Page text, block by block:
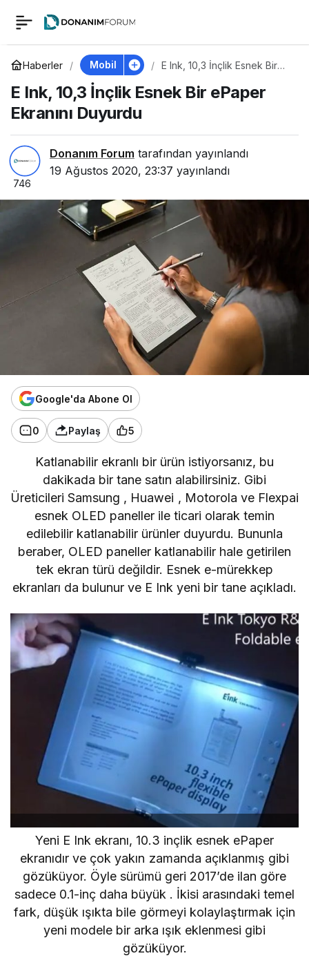
Haberler Mobil
E Ink, 10,3 İnçlik Esnek Bir
E Ink, 10,3 İnçlik Esnek Bir ePaper
Ekranını Duyurdu
Donanım Forum tarafından yayınlandı
19 Ağustos 2020, 23:37 yayınlandı
746
Google'da Abone Ol
0 Paylaş 5
Katlanabilir ekranlı bir ürün istiyorsanız, bu
dakikada bir tane satın alabilirsiniz. Gibi
ÜreticileriSamsung , Huawei , Motorola ve Flexpai
esnek OLED paneller ile ticari olarak temin
edilebilir katlanabilir ürünler duyurdu. Bununla
beraber, OLED paneller katlanabilir hale getirilen
tek ekran türü değildir. Esnek e-mürekkep
ekranları da bulunur ve E Ink yeni bir tane açıkladı.
Yeni E Ink ekranı, 10.3 inçlik esnek ePaper
ekranıdır ve çok yakın zamanda açıklanmış gibi
gözüküyor. Öyle sürümü geri 2017’de ilan göre
sadece 0.1-inç daha büyük. İkisi arasındaki temel
fark, düşük ışıkta bile görmeyi kolaylaştırmak için
yeni modele bir arka ışık eklenmesi gibi
gözüküyor.
E Ink, 10,3 İnçlik
Esnek Bir ePaper
Ekranını Duyurdu